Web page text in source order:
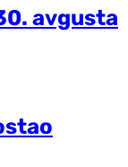
avgusta